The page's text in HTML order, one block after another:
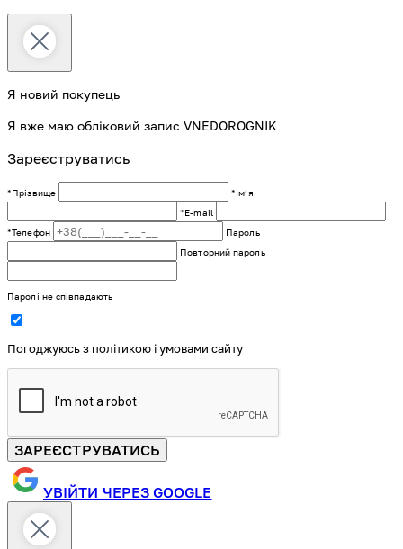
Я новий покупець
Я вже маю обліковий запис VNEDOROGNIK
Зареєструватись
*Прізвище
*Імʼя
*E-mail
*Телефон
Пароль
Повторний пароль
Паролі не співпадають
Погоджуюсь з політикою і умовами сайту
ЗАРЕЄСТРУВАТИСЬ
УВІЙТИ ЧЕРЕЗ GOOGLE